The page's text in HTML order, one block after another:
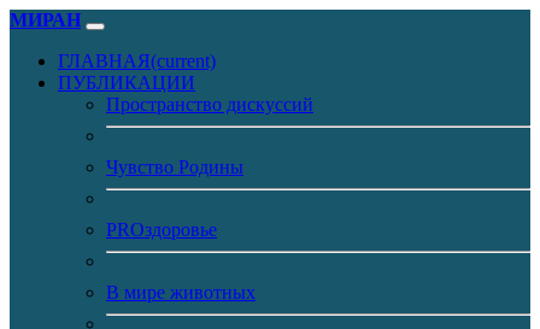
МИРАН
ГЛАВНАЯ(current)
ПУБЛИКАЦИИ
Пространство дискуссий
Чувство Родины
PROздоровье
В мире животных